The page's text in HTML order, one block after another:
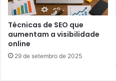
Técnicas de SEO que
aumentam a visibilidade
online
29 de setembro de 2025